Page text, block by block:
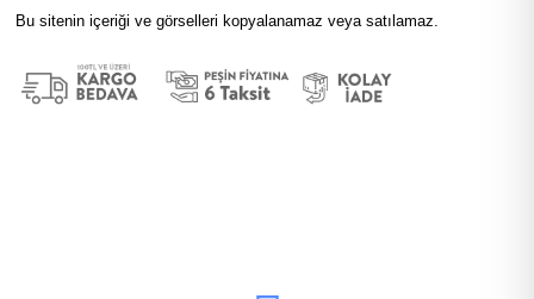
Bu sitenin içeriği ve görselleri kopyalanamaz veya satılamaz.